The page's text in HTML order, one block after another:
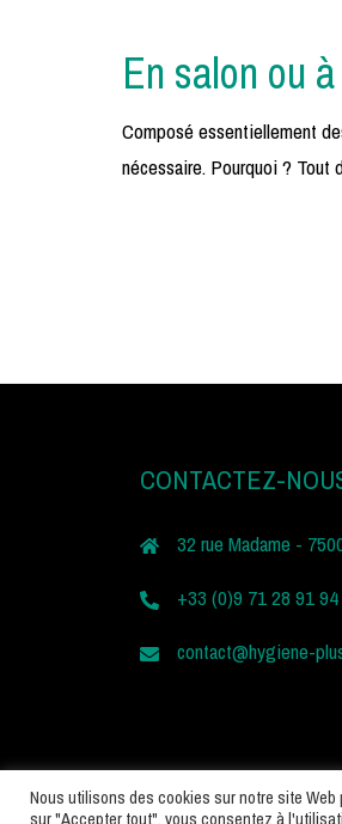
En salon ou
Composé essentiellement
nécessaire. Pourquoi ? Tout
CONTACTEZ-
32 rue Madame -
+33 (0)9 71 28 91 94
contact@hygiene-
Nous utilisons des cookies sur notre site
sur "Accepter tout", vous consentez à